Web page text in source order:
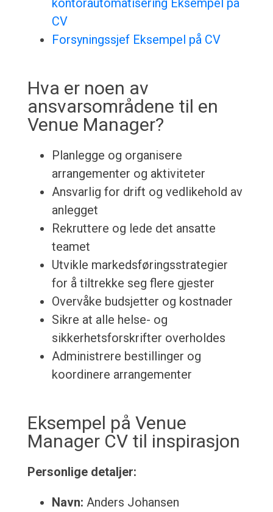
kontorautomatisering Eksempel på
CV
Forsyningssjef Eksempel på CV
Hva er noen av
ansvarsområdene til en
Venue Manager?
Planlegge og organisere
arrangementer og aktiviteter
Ansvarlig for drift og vedlikehold av
anlegget
Rekruttere og lede det ansatte
teamet
Utvikle markedsføringsstrategier
for å tiltrekke seg flere gjester
Overvåke budsjetter og kostnader
Sikre at alle helse- og
sikkerhetsforskrifter overholdes
Administrere bestillinger og
koordinere arrangementer
Eksempel på Venue
Manager CV til inspirasjon
Personlige detaljer:
Navn: Anders Johansen